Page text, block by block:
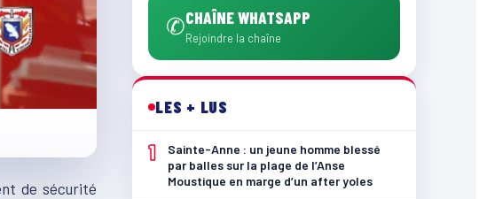
de sécurité
✆CHAÎNE WHATSAPP
Rejoindre la chaîne
LES + LUS
1
Sainte-Anne : un jeune homme blessé
par balles sur la plage de l’Anse
Moustique en marge d’un after yoles